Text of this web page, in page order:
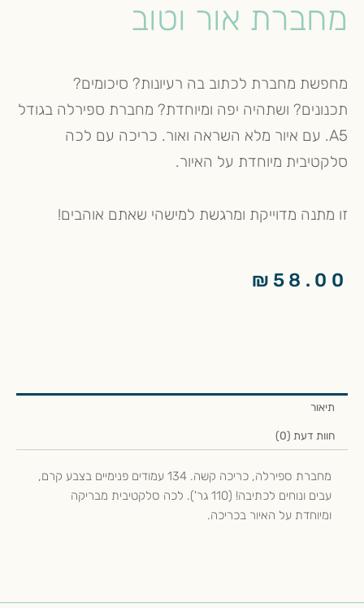
מחברת אור וטוב
מחפשת מחברת לכתוב בה רעיונות? סיכומים?
תכנונים? ושתהיה יפה ומיוחדת? מחברת ספירלה בגודל
A5. עם איור מלא השראה ואור. כריכה עם לכה
סלקטיבית מיוחדת על האיור.
זו מתנה מדוייקת ומרגשת למישהי שאתם אוהבים!
₪ 58.00
תיאור
חוות דעת (0)
מחברת ספירלה, כריכה קשה. 134 עמודים פנימיים בצבע קרם,
עבים ונוחים לכתיבה! (110 גר'). לכה סלקטיבית מבריקה
ומיוחדת על האיור בכריכה.